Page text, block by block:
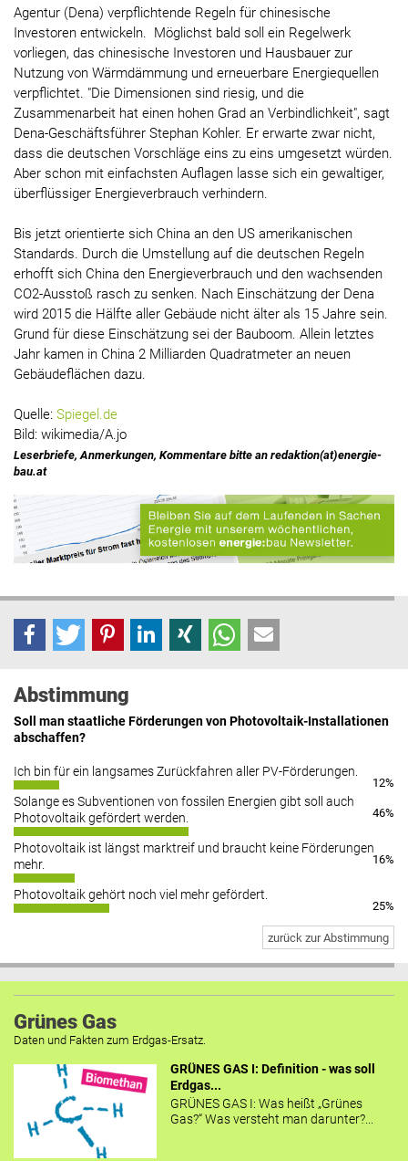
Agentur (Dena) verpflichtende Regeln für chinesische
Investoren entwickeln. Möglichst bald soll ein Regelwerk
vorliegen, das chinesische Investoren und Hausbauer zur
Nutzung von Wärmdämmung und erneuerbare Energiequellen
verpflichtet. "Die Dimensionen sind riesig, und die
Zusammenarbeit hat einen hohen Grad an Verbindlichkeit", sagt
Dena-Geschäftsführer Stephan Kohler. Er erwarte zwar nicht,
dass die deutschen Vorschläge eins zu eins umgesetzt würden.
Aber schon mit einfachsten Auflagen lasse sich ein gewaltiger,
überflüssiger Energieverbrauch verhindern.
Bis jetzt orientierte sich China an den US amerikanischen
Standards. Durch die Umstellung auf die deutschen Regeln
erhofft sich China den Energieverbrauch und den wachsenden
CO2-Ausstoß rasch zu senken. Nach Einschätzung der Dena
wird 2015 die Hälfte aller Gebäude nicht älter als 15 Jahre sein.
Grund für diese Einschätzung sei der Bauboom. Allein letztes
Jahr kamen in China 2 Milliarden Quadratmeter an neuen
Gebäudeflächen dazu.
Quelle: Spiegel.de
Bild: wikimedia/A.jo
Leserbriefe, Anmerkungen, Kommentare bitte an redaktion(at)energie-
bau.at
Abstimmung
Soll man staatliche Förderungen von Photovoltaik-Installationen
abschaffen?
Ich bin für ein langsames Zurückfahren aller PV-Förderungen.
12%
Solange es Subventionen von fossilen Energien gibt soll auch
Photovoltaik gefördert werden.
46%
Photovoltaik ist längst marktreif und braucht keine Förderungen
mehr.
16%
Photovoltaik gehört noch viel mehr gefördert.
25%
zurück zur Abstimmung
Grünes Gas
Daten und Fakten zum Erdgas-Ersatz.
GRÜNES GAS I: Definition - was soll
Erdgas...
GRÜNES GAS I: Was heißt „Grünes
Gas?“ Was versteht man darunter?...